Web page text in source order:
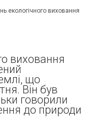
база
«Про освіту»
екологічного виховання
виховання
що
Він був
говорили
до природи